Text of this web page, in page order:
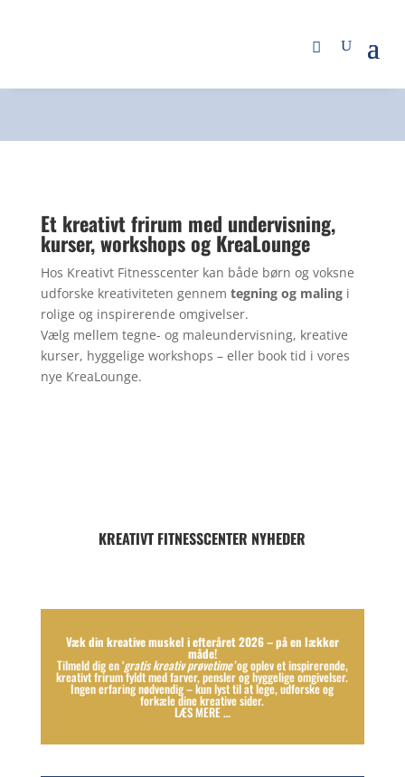
Et kreativt frirum med undervisning,
kurser, workshops og KreaLounge
Hos Kreativt Fitnesscenter kan både børn og voksne
udforske kreativiteten gennem tegning og malingi
rolige og inspirerende omgivelser.
Vælg mellem tegne- og maleundervisning, kreative
kurser, hyggelige workshops – eller book tid i vores
nye KreaLounge.
KREATIVT FITNESSCENTER NYHEDER
Væk din kreative muskel i efteråret 2026 – på en lækker
måde!
Tilmeld dig en ‘gratis kreativ prøvetime’og oplev et inspirerende,
kreativt frirum fyldt med farver, pensler og hyggelige omgivelser.
Ingen erfaring nødvendig – kun lyst til at lege, udforske og
forkæle dine kreative sider.
LÆS MERE …